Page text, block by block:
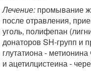
Лечение: промывание
после отравления,
уголь, полифепан
донаторов SH-групп и
глутатиона -
и ацетилцистеина -